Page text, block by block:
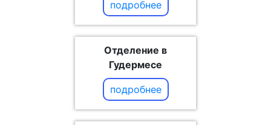
подробнее
Отделение в
Гудермесе
подробнее